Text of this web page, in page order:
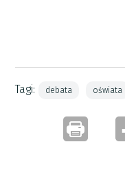
Tagi: debata oświata